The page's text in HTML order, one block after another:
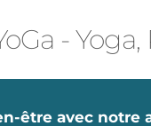
-
être avec notre